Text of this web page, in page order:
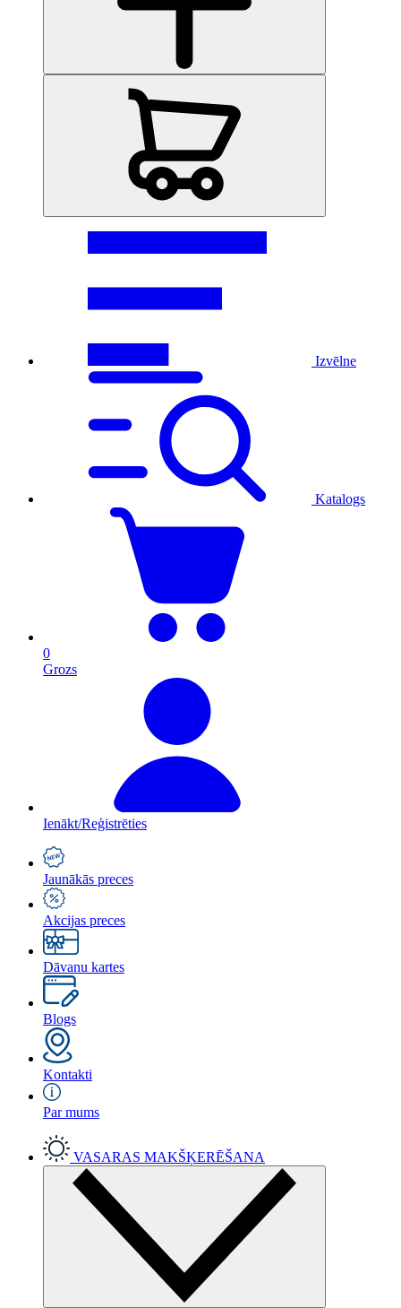
Izvēlne
Katalogs
0
Grozs
Ienākt/Reģistrēties
Jaunākās preces
Akcijas preces
Dāvanu kartes
Blogs
Kontakti
Par mums
VASARAS MAKŠĶERĒŠANA